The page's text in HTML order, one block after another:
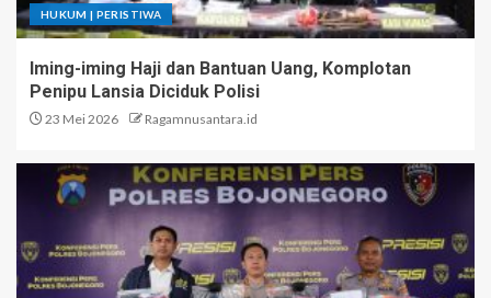
HUKUM | PERISTIWA
Iming-iming Haji dan Bantuan Uang, Komplotan
Penipu Lansia Diciduk Polisi
23 Mei 2026 Ragamnusantara.id